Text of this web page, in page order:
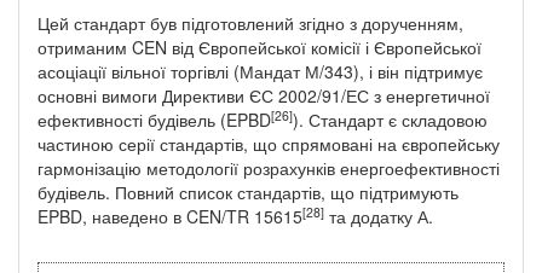
Цей стандарт був підготовлений згідно з дорученням,
отриманим CEN від Європейської комісії і Європейської
асоціації вільної торгівлі (Мандат М/343), і він підтримує
основні вимоги Директиви ЄС 2002/91/ЕС з енергетичної
ефективності будівель (EPBD[26]). Стандарт є складовою
частиною серії стандартів, що спрямовані на європейську
гармонізацію методології розрахунків енергоефективності
будівель. Повний список стандартів, що підтримують
EPBD, наведено в CEN/TR 15615[28] та додатку А.